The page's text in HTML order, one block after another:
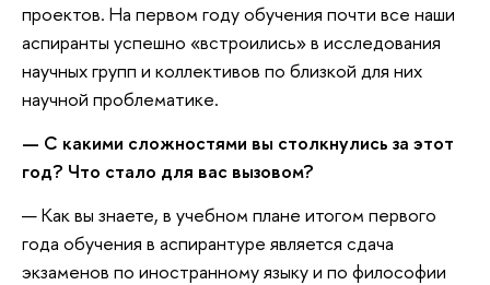
проектов. На первом году обучения почти все наши
аспиранты успешно «встроились» в исследования
научных групп и коллективов по близкой для них
научной проблематике.
— С какими сложностями вы столкнулись за этот
год? Что стало для вас вызовом?
— Как вы знаете, в учебном плане итогом первого
года обучения в аспирантуре является сдача
экзаменов по иностранному языку и по философии